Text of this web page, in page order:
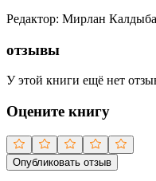
Редактор: Мирлан
отзывы
У этой книги ещё нет
Оцените книгу
Опубликовать отзыв